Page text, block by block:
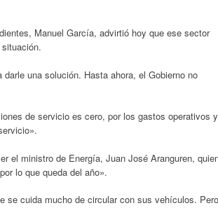
Manuel García, advirtió hoy que ese sector
una solución. Hasta ahora, el Gobierno no
de servicio es cero, por los gastos operativos y
el ministro de Energía, Juan José Aranguren,
lo que queda del año».
se cuida mucho de circular con sus vehículos. Pero